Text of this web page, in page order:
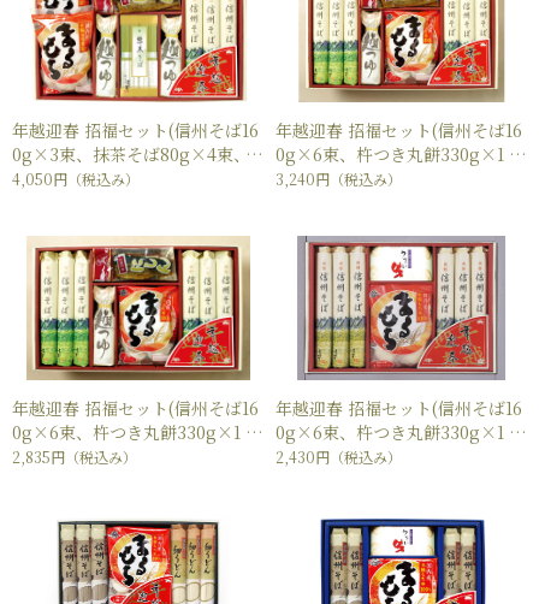
年越迎春 招福セット(信州そば16
0g×3束、抹茶そば80g×4束、
杵つき丸餅330g×2袋、にしん姿
4,050円 （税込み）
年越迎春 招福セット(信州そば16
0g×6束、杵つき丸餅330g×1
袋、にしん姿甘露煮×2袋、麺つ
3,240円 （税込み）
年越迎春 招福セット(信州そば16
0g×6束、杵つき丸餅330g×1
袋、にしん姿甘露煮×1袋、麺つ
2,835円 （税込み）
年越迎春 招福セット(信州そば16
0g×6束、杵つき丸餅330g×1
袋、麺つゆ30ml×2本)
2,430円 （税込み）